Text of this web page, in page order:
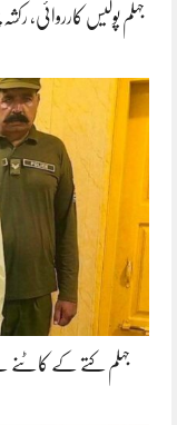
جہلم پولیس کارروائی،
جہلم کتے کے کاٹنے